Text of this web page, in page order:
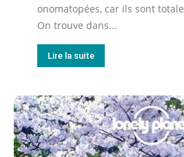
onomatopées, car ils sont
On trouve dans...
Lire la suite